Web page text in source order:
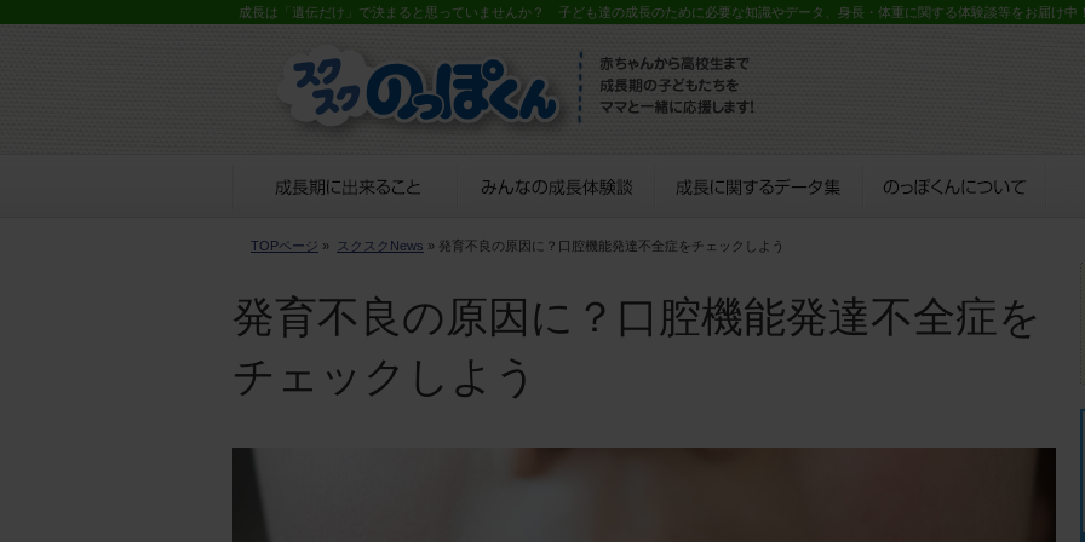
成長は「遺伝だけ」で決まると思っていませんか？ 子ども達の成長のために必要な知識やデータ、身長・体重に関する体験談等をお届け中
TOPページ » スクスクNews » 発育不良の原因に？口腔機能発達不全症をチェックしよう
発育不良の原因に？口腔機能発達不全症を
チェックしよう